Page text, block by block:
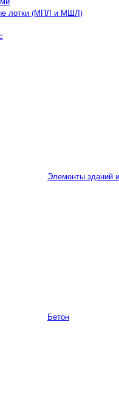
лотки (МПЛ и МШЛ)
Элементы зданий
Бетон